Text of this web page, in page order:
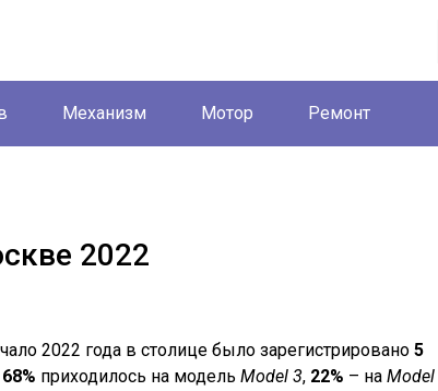
Механизм Мотор Ремонт
2022
2022 года в столице было зарегистрировано 5
68% приходилось на модель Model 3, 22% – на Model